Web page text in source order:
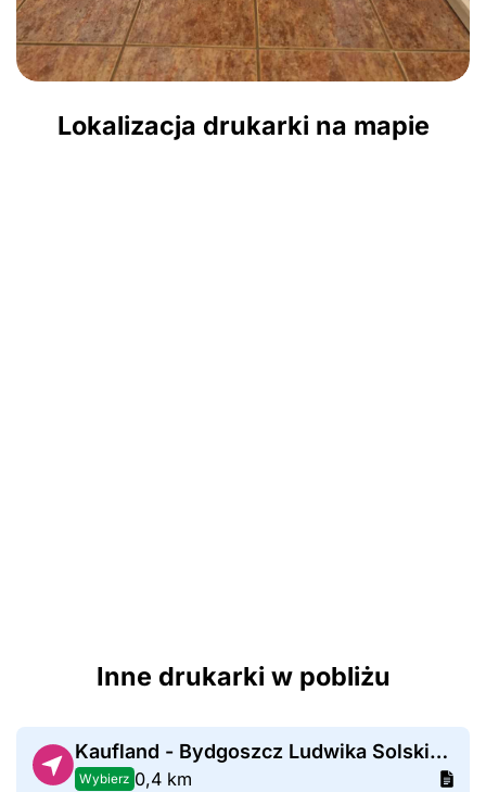
Lokalizacja drukarki na mapie
Inne drukarki w pobliżu
Kaufland - Bydgoszcz Ludwika Solskiego
Wybierz 0,4 km